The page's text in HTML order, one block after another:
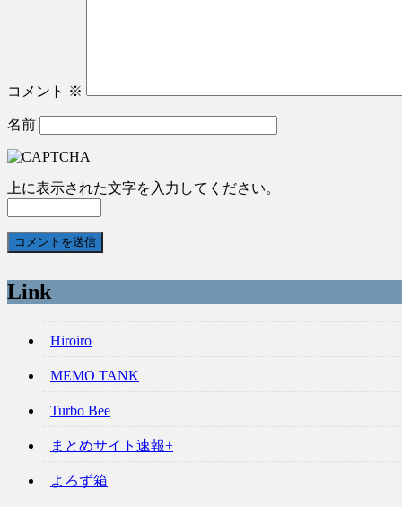
コメント ※
名前
上に表示された文字を入力してください。
Link
Hiroiro
MEMO TANK
Turbo Bee
まとめサイト速報+
よろず箱